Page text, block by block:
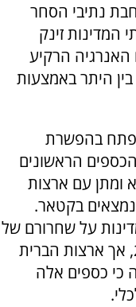
להרחבת נתיבי הסחר
המדינות זינק
הרקיע
היתר באמצעות
בהפשרת
הראשונים
ומתן עם ארצות
בקטאר.
על שחרורם של
הכספים הושגו כבר באוקטובר 2024, אך ארצות הברית
כי כספים אלה